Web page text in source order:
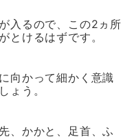
入るので、この2ヵ所
とけるはずです。
向かって細かく意識
ょう。
、かかと、足首、ふ